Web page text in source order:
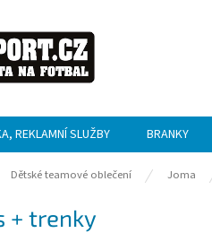
REKLAMNÍ SLUŽBY BRANKY
Dětské teamové oblečení Joma
+ trenky